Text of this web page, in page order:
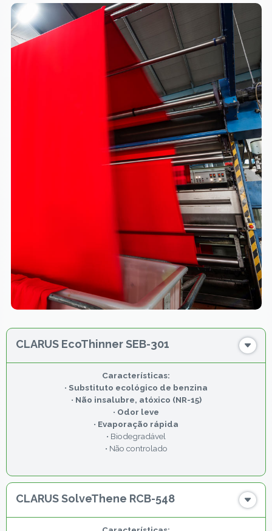
CLARUS EcoThinner SEB-301
• Substituto ecológico de benzina
• Não insalubre, atóxico (NR-15)
• Odor leve
• Evaporação rápida
• Biodegradável
• Não controlado
CLARUS SolveThene RCB-548